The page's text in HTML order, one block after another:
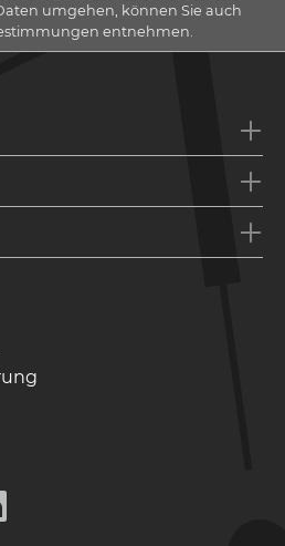
umgehen, können Sie auch
entnehmen.